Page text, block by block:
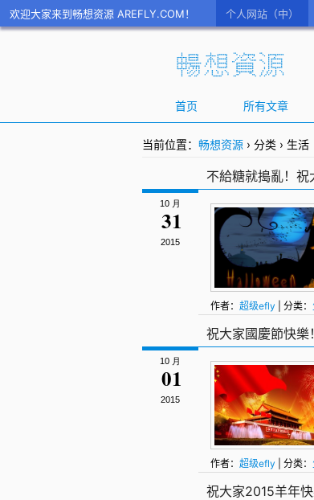
欢迎大家来到畅想资源 AREFLY.COM！ 个人网站（中）
首页 所有文章
当前位置： 畅想资源 › 分类 › 生活
不給糖就搗亂！祝
10 月
31
2015
作者： 超级efly | 分类：
祝大家國慶節快樂！
10 月
01
2015
作者： 超级efly | 分类：
祝大家2015羊年快